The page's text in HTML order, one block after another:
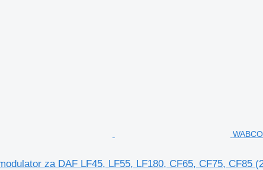
za DAF LF45, LF55, LF180, CF65, CF75, CF85